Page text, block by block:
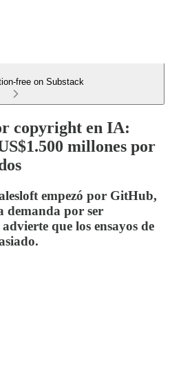
free on Substack
copyright en IA:
millones por
empezó por GitHub,
demanda por ser
que los ensayos de